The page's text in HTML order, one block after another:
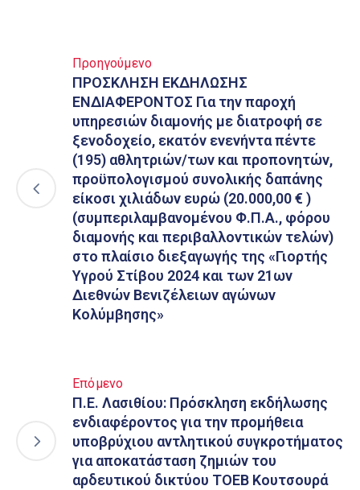
Προηγούμενο
ΠΡΟΣΚΛΗΣΗ ΕΚΔΗΛΩΣΗΣ
ΕΝΔΙΑΦΕΡΟΝΤΟΣ Για την παροχή
υπηρεσιών διαμονής με διατροφή σε
ξενοδοχείο, εκατόν ενενήντα πέντε
(195) αθλητριών/των και προπονητών,
προϋπολογισμού συνολικής δαπάνης
είκοσι χιλιάδων ευρώ (20.000,00 € )
(συμπεριλαμβανομένου Φ.Π.Α., φόρου
διαμονής και περιβαλλοντικών τελών)
στο πλαίσιο διεξαγωγής της «Γιορτής
Υγρού Στίβου 2024 και των 21ων
Διεθνών Βενιζέλειων αγώνων
Κολύμβησης»
Επόμενο
Π.Ε. Λασιθίου: Πρόσκληση εκδήλωσης
ενδιαφέροντος για την προμήθεια
υποβρύχιου αντλητικού συγκροτήματος
για αποκατάσταση ζημιών του
αρδευτικού δικτύου ΤΟΕΒ Κουτσουρά